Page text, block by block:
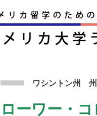
ワシントン州
ローワー・